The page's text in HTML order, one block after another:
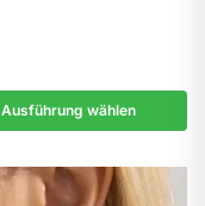
Ausführung wählen